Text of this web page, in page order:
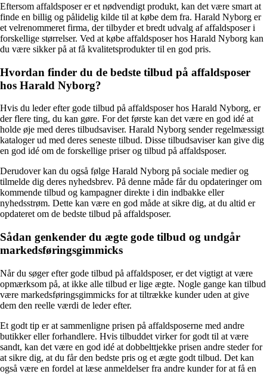
Eftersom affaldsposer er et nødvendigt produkt, kan det være smart at
finde en billig og pålidelig kilde til at købe dem fra. Harald Nyborg er
et velrenommeret firma, der tilbyder et bredt udvalg af affaldsposer i
forskellige størrelser. Ved at købe affaldsposer hos Harald Nyborg kan
du være sikker på at få kvalitetsprodukter til en god pris.
Hvordan finder du de bedste tilbud på affaldsposer
hos Harald Nyborg?
Hvis du leder efter gode tilbud på affaldsposer hos Harald Nyborg, er
der flere ting, du kan gøre. For det første kan det være en god idé at
holde øje med deres tilbudsaviser. Harald Nyborg sender regelmæssigt
kataloger ud med deres seneste tilbud. Disse tilbudsaviser kan give dig
en god idé om de forskellige priser og tilbud på affaldsposer.
Derudover kan du også følge Harald Nyborg på sociale medier og
tilmelde dig deres nyhedsbrev. På denne måde får du opdateringer om
kommende tilbud og kampagner direkte i din indbakke eller
nyhedsstrøm. Dette kan være en god måde at sikre dig, at du altid er
opdateret om de bedste tilbud på affaldsposer.
Sådan genkender du ægte gode tilbud og undgår
markedsføringsgimmicks
Når du søger efter gode tilbud på affaldsposer, er det vigtigt at være
opmærksom på, at ikke alle tilbud er lige ægte. Nogle gange kan tilbud
være markedsføringsgimmicks for at tiltrække kunder uden at give
dem den reelle værdi de leder efter.
Et godt tip er at sammenligne prisen på affaldsposerne med andre
butikker eller forhandlere. Hvis tilbuddet virker for godt til at være
sandt, kan det være en god idé at dobbelttjekke prisen andre steder for
at sikre dig, at du får den bedste pris og et ægte godt tilbud. Det kan
også være en fordel at læse anmeldelser fra andre kunder for at få en